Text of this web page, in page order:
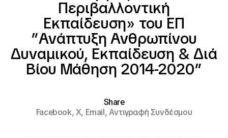
Περιβαλλοντική
Εκπαίδευση» του ΕΠ
”Ανάπτυξη Ανθρωπίνου
Δυναμικού, Εκπαίδευση & Διά
Βίου Μάθηση 2014-2020”
Share
Facebook,X, Email,Αντιγραφή Συνδέσμου